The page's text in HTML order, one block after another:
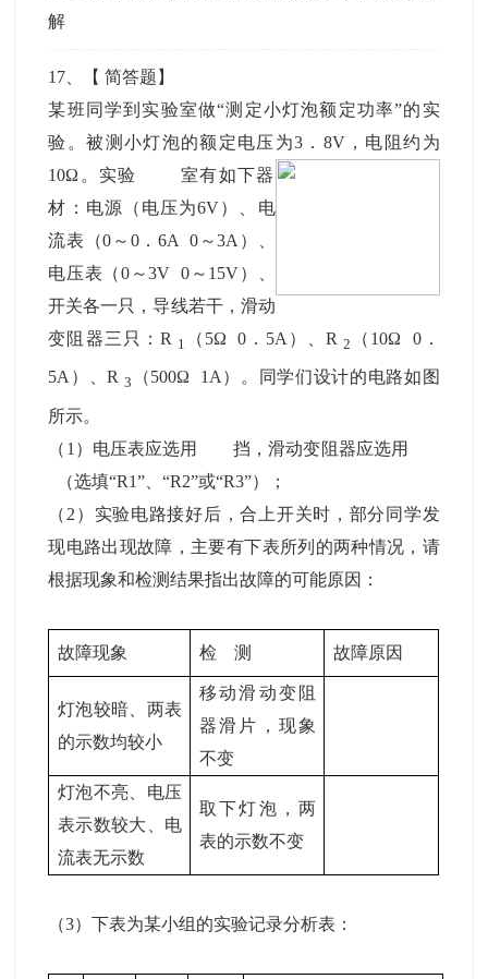
解
17 、【简答题 】
某班同学到实验室做“测定小灯泡额定功率”的实
验。被测小灯泡的额定电压为3．8V，电阻约为
10Ω。实验
室有如下器
材：电源（电压为6V）、电
流表（0～0．6A 0～3A）、
电压表（0～3V 0～15V）、
开关各一只，导线若干，滑动
变阻器三只：R 1 （5Ω 0．5A）、R2 （10Ω 0．
5A）、R3 （500Ω 1A）。同学们设计的电路如图
所示。
（1）电压表应选用 挡，滑动变阻器应选用
（选填“R1”、“R2”或“R3”）；
（2）实验电路接好后，合上开关时，部分同学发
现电路出现故障，主要有下表所列的两种情况，请
根据现象和检测结果指出故障的可能原因：
故障现象 检 测 故障原因
灯泡较暗、两表
的示数均较小
移动滑动变阻
器滑片，现象
不变
灯泡不亮、电压
表示数较大、电
流表无示数
取下灯泡，两
表的示数不变
（3）下表为某小组的实验记录分析表：